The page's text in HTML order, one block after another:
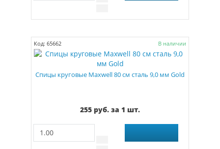
Код: 65662 В наличии
Спицы круговые Maxwell 80 см сталь 9,0 мм Gold
255 руб. за 1 шт.